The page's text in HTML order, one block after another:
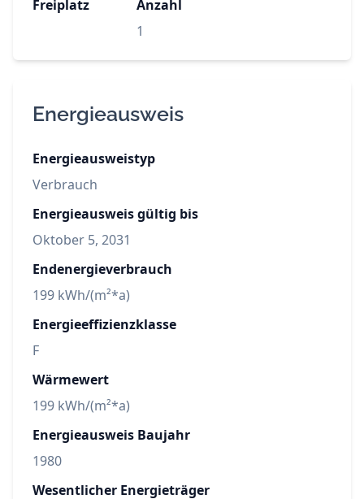
Freiplatz
Anzahl
1
Energieausweis
Energieausweistyp
Verbrauch
Energieausweis gültig bis
Oktober 5, 2031
Endenergieverbrauch
199 kWh/(m²*a)
Energieeffizienzklasse
F
Wärmewert
199 kWh/(m²*a)
Energieausweis Baujahr
1980
Wesentlicher Energieträger